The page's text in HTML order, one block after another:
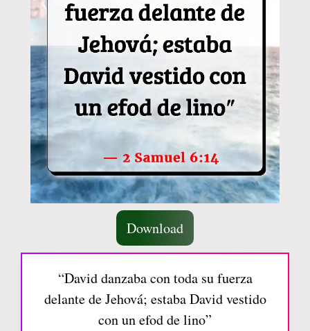
Download
“David danzaba con toda su fuerza
delante de Jehová; estaba David vestido
con un efod de lino”